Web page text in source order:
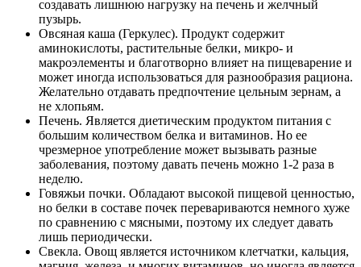
создавать лишнюю нагрузку на печень и желчный
пузырь.
Овсяная каша (Геркулес). Продукт содержит
аминокислоты, растительные белки, микро- и
макроэлементы и благотворно влияет на пищеварение и
может иногда использоваться для разнообразия рациона.
Желательно отдавать предпочтение цельным зернам, а
не хлопьям.
Печень. Является диетическим продуктом питания с
большим количеством белка и витаминов. Но ее
чрезмерное употребление может вызывать разные
заболевания, поэтому давать печень можно 1-2 раза в
неделю.
Говяжьи почки. Обладают высокой пищевой ценностью,
но белки в составе почек перевариваются немного хуже
по сравнению с мясными, поэтому их следует давать
лишь периодически.
Свекла. Овощ является источником клетчатки, кальция,